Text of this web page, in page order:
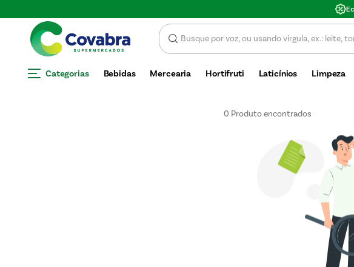
Categorias Bebidas Mercearia Hortifruti Laticínios Limpeza
0 Produto